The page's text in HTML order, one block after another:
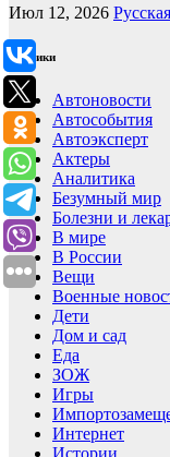
Июл 12, 2026
Рубрики
Автоновости
Автособытия
Автоэксперт
Актеры
Аналитика
Безумный мир
Болезни и
В мире
В России
Вещи
Военные
Дети
Дом и сад
Еда
ЗОЖ
Игры
Интернет
Истории